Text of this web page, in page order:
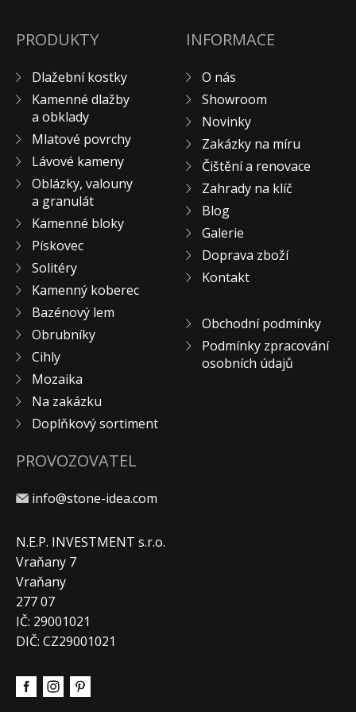
Solitéry
Výrobky z kamene na zakázku
BERA GRAVEL FIX
Creative Floor
Terazzo
Doplňkový sortiment
DLAŽEBNÍ KOSTKY
KAMENNÉ DLAŽBY, OBKLADY
MLATOVÉ POVRCHY
ZAKÁZKY NA MÍRU
VÝPRODEJ
NOVINKY
BLOG
KONTAKT
PRODUKTY
Dlažební kostky
Kamenné dlažby
a obklady
Mlatové povrchy
Lávové kameny
Oblázky, valouny
a granulát
Kamenné bloky
Pískovec
Solitéry
Kamenný koberec
Bazénový lem
Obrubníky
Cihly
Mozaika
Na zakázku
Doplňkový sortiment
INFORMACE
O nás
Showroom
Novinky
Zakázky na míru
Čištění a renovace
Zahrady na klíč
Blog
Galerie
Doprava zboží
Kontakt
Obchodní podmínky
Podmínky zpracování
osobních údajů
PROVOZOVATEL
info@stone-idea.com
N.E.P. INVESTMENT s.r.o.
Vraňany 7
Vraňany
277 07
IČ: 29001021
DIČ: CZ29001021